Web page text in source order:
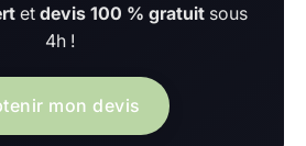
et devis 100 % gratuit sous
4h !
mon devis